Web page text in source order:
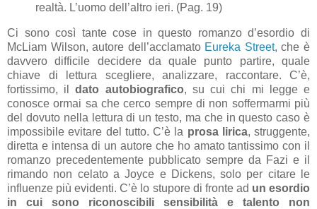
realtà. L’uomo dell’altro ieri. (Pag. 19)
Ci sono così tante cose in questo romanzo d’esordio di
McLiam Wilson, autore dell’acclamato Eureka Street, che è
davvero difficile decidere da quale punto partire, quale
chiave di lettura scegliere, analizzare, raccontare. C’è,
fortissimo, ildato autobiografico, su cui chi mi legge e
conosce ormai sa che cerco sempre di non soffermarmi più
del dovuto nella lettura di un testo, ma che in questo caso è
impossibile evitare del tutto. C’è la prosa lirica, struggente,
diretta e intensa di un autore che ho amato tantissimo con il
romanzo precedentemente pubblicato sempre da Fazi e il
rimando non celato a Joyce e Dickens, solo per citare le
influenze più evidenti. C’è lo stupore di fronte ad un esordio
in cui sono riconoscibili sensibilità e talento non